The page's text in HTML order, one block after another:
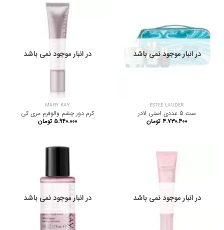
در انبار موجود نمی باشد
ESTEE LAUDER
ست 5 عددی استی لادر
۴.۷۳۰.۴۰۰ تومان
در انبار موجود نمی باشد
MARY KAY
کرم دور چشم والوفرم مری کی
۵.۹۴۰.۰۰۰ تومان
در انبار موجود نمی باشد در انبار موجود نمی باشد